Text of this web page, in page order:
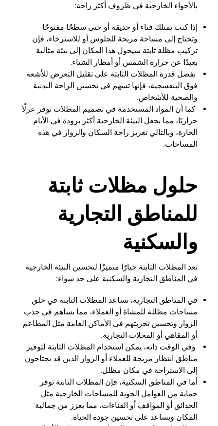
بالأجواء الخارجية في ظروف أكثر راحة:
إذا كنت تمتلك فناء أو حديقة أو حتى سطحًا مفتوحًا
وتحتاج إلى مساحة مريحة للجلوس أو للاسترخاء، فإن
تركيب مظلة ثابتة سيحول هذا المكان إلى بيئة مثالية
بعيدًا عن حرارة الشمس أو أمطار الشتاء.
بفضل قدرة المظلات الثابتة على تقليل التعرض للأشعة
فوق البنفسجية، فإنها تسهم في تحسين الراحة البدنية
والصحية للأشخاص.
كما أن المواد المستخدمة في تصميم المظلات توفر عزلًا
حراريًا، مما يجعل البيئة الخارجية أكثر برودة في الأيام
الحارة، وبالتالي تعزيز راحة السكان والزوار في هذه
المساحات.
حلول مظلات ثابتة
للمناطق التجارية
والسكنية
تعد المظلات الثابتة خيارًا متميزًا لتحسين البيئة الخارجية
في المناطق التجارية والسكنية على حد سواء:
في المناطق التجارية، تساعد المظلات الثابتة في خلق
مساحات مظللة للمشاة أو العملاء، مما يساهم في جذب
الزوار وتحسين تجربتهم في الأماكن العامة مثل المطاعم
أو المقاهي أو المحلات التجارية.
وفي الوقت ذاته، يمكن استخدام المظلات الثابتة لتوفير
مناطق انتظار مريحة للعملاء أو الزوار الذين قد يحتاجون
إلى الاستراحة في مكان مظلل.
أما في المناطق السكنية، فإن المظلات الثابتة توفر
حماية من العوامل الجوية للمساحات الخارجية مثل
الحدائق أو المواقف أو الفناءات، مما يعزز من جمالية
المكان ويساعد على تحسين جودة الحياة.